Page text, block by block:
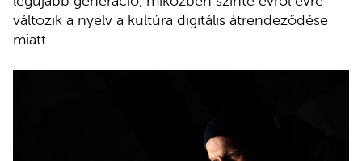
változik a nyelv a kultúra digitális átrendeződése
miatt.